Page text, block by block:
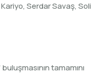
Serdar Savaş, Soli
tamamını